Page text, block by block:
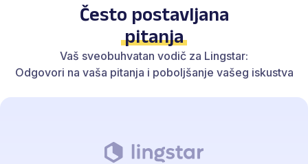
Često postavljana
pitanja
Vaš sveobuhvatan vodič za Lingstar:
Odgovori na vaša pitanja i poboljšanje vašeg iskustva